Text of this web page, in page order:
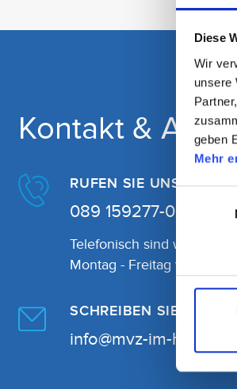
Diese
Wir
unsere
geben
Mehr
Kontakt &
RUFEN SIE UNS AN
089 159277-0
Telefonisch sind wir
Montag - Freitag von 07:30
SCHREIBEN SIE UNS
info@mvz-im-helios.de